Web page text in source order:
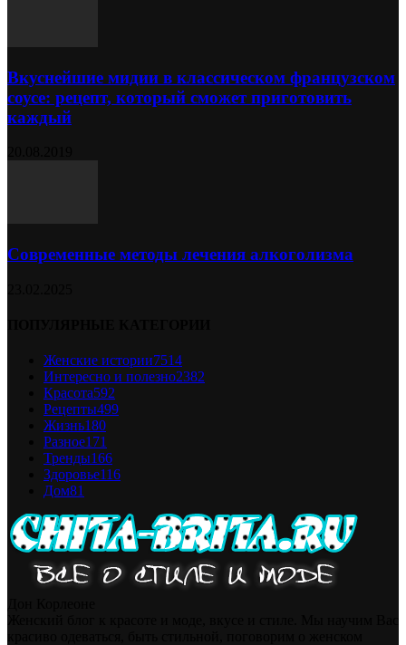
Вкуснейшие мидии в классическом французском
соусе: рецепт, который сможет приготовить
каждый
Современные методы лечения алкоголизма
Женские истории7514
Интересно и полезно2382
Красота592
Рецепты499
Жизнь180
Разное171
Тренды166
Здоровье116
Дом81